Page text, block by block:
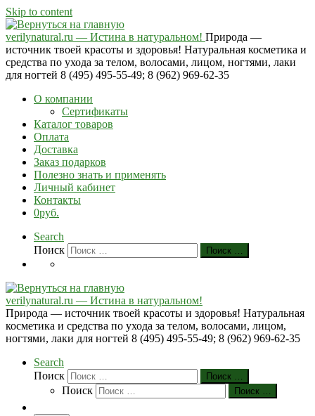
Skip to content
verilynatural.ru — Истина в натуральном! Природа —
источник твоей красоты и здоровья! Натуральная косметика и
средства по ухода за телом, волосами, лицом, ногтями, лаки
для ногтей 8 (495) 495-55-49; 8 (962) 969-62-35
О компании
Сертификаты
Каталог товаров
Оплата
Доставка
Заказ подарков
Полезно знать и применять
Личный кабинет
Контакты
0руб.
Search
Поиск
Поиск …
verilynatural.ru — Истина в натуральном!
Природа — источник твоей красоты и здоровья! Натуральная
косметика и средства по ухода за телом, волосами, лицом,
ногтями, лаки для ногтей 8 (495) 495-55-49; 8 (962) 969-62-35
Search
Поиск
Поиск …
Поиск Поиск …